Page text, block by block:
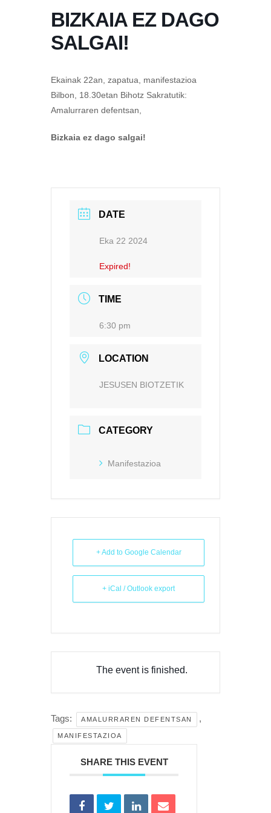
BIZKAIA EZ DAGO
SALGAI!
Ekainak 22an, zapatua, manifestazioa
Bilbon, 18.30etan Bihotz Sakratutik:
Amalurraren defentsan,
Bizkaia ez dago salgai!
DATE
Eka 22 2024
Expired!
TIME
6:30 pm
LOCATION
JESUSEN BIOTZETIK
CATEGORY
Manifestazioa
+ Add to Google Calendar
+ iCal / Outlook export
The event is finished.
Tags: AMALURRAREN DEFENTSAN ,
MANIFESTAZIOA
SHARE THIS EVENT